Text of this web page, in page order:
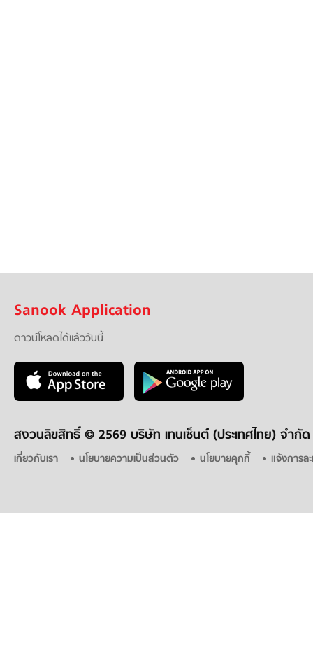
Sanook Application
ดาวน์โหลดได้แล้ววันนี้
สงวนลิขสิทธิ์ © 2569 บริษัท เทนเซ็นต์ (ประเทศไทย) จำกัด
เกี่ยวกับเรา นโยบายความเป็นส่วนตัว นโยบายคุกกี้ แจ้งการล